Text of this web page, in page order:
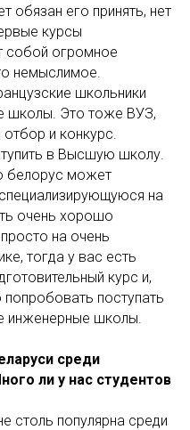
обязан его принять, нет
курсы
собой огромное
немыслимое.
школьники
школы. Это тоже ВУЗ,
и конкурс.
в Высшую школу.
белорус может
на
очень хорошо
на очень
тогда у вас есть
курс и,
поступать
инженерные школы.
среди
ли у нас студентов
столь популярна среди